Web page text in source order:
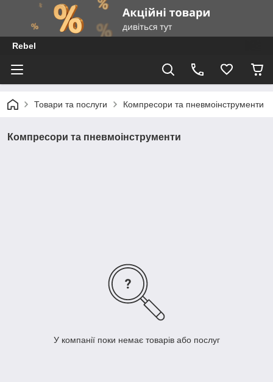
Rebel
Товари та послуги Компресори та пневмоінструменти
Компресори та пневмоінструменти
У компанії поки немає товарів або послуг